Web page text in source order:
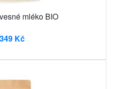
mléko BIO
349 Kč